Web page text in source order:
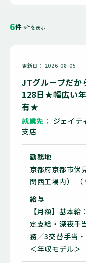
6件 6件を表示
更新日 2026-08-05
JTグループだ
128日★幅広い
有★
就業先
ジェイテ
支店
勤務地
京都府京都市伏
関西工場内） （
給与
【月額】基本
定支給・深夜手
務／3交替手当
＜年収モデル＞